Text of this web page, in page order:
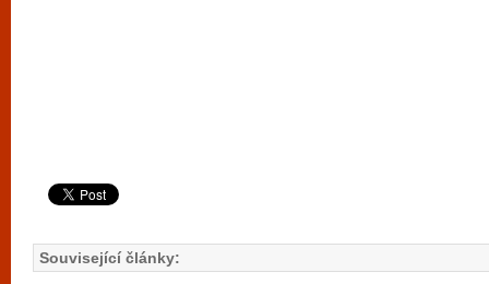
Související články: